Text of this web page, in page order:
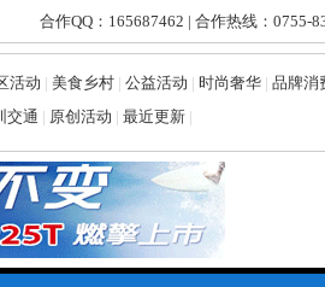
合作QQ：165687462 | 合作热线：0755-
活动 | 美食乡村 | 公益活动 | 时尚奢华 | 品牌消
交通 | 原创活动 | 最近更新 |